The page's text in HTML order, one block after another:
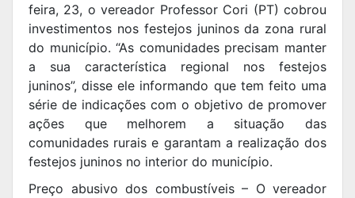
feira, 23, o vereador Professor Cori (PT) cobrou
investimentos nos festejos juninos da zona rural
do município. “As comunidades precisam manter
a sua característica regional nos festejos
juninos”, disse ele informando que tem feito uma
série de indicações com o objetivo de promover
ações que melhorem a situação das
comunidades rurais e garantam a realização dos
festejos juninos no interior do município.
Preço abusivo dos combustíveis – O vereador